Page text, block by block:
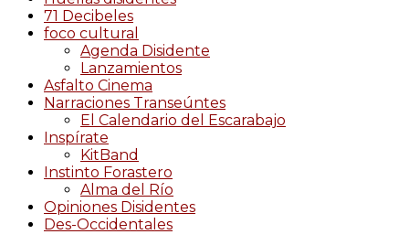
71 Decibeles
foco cultural
Agenda Disidente
Lanzamientos
Asfalto Cinema
Narraciones Transeúntes
El Calendario del Escarabajo
Inspírate
KitBand
Instinto Forastero
Alma del Río
Opiniones Disidentes
Des-Occidentales